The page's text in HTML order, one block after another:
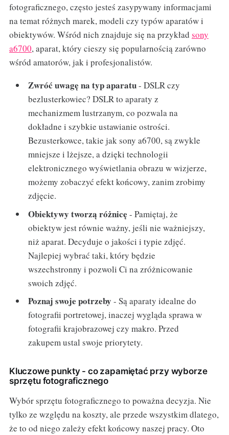
fotograficznego, często jesteś zasypywany informacjami
na temat różnych marek, modeli czy typów aparatów i
obiektywów. Wśród nich znajduje się na przykład sony
a6700, aparat, który cieszy się popularnością zarówno
wśród amatorów, jak i profesjonalistów.
Zwróć uwagę na typ aparatu- DSLR czy
bezlusterkowiec? DSLR to aparaty z
mechanizmem lustrzanym, co pozwala na
dokładne i szybkie ustawianie ostrości.
Bezusterkowce, takie jak sony a6700, są zwykle
mniejsze i lżejsze, a dzięki technologii
elektronicznego wyświetlania obrazu w wizjerze,
możemy zobaczyć efekt końcowy, zanim zrobimy
zdjęcie.
Obiektywy tworzą różnicę - Pamiętaj, że
obiektyw jest równie ważny, jeśli nie ważniejszy,
niż aparat. Decyduje o jakości i typie zdjęć.
Najlepiej wybrać taki, który będzie
wszechstronny i pozwoli Ci na zróżnicowanie
swoich zdjęć.
Poznaj swoje potrzeby - Są aparaty idealne do
fotografii portretowej, inaczej wygląda sprawa w
fotografii krajobrazowej czy makro. Przed
zakupem ustal swoje priorytety.
Kluczowe punkty - co zapamiętać przy wyborze
sprzętu fotograficznego
Wybór sprzętu fotograficznego to poważna decyzja. Nie
tylko ze względu na koszty, ale przede wszystkim dlatego,
że to od niego zależy efekt końcowy naszej pracy. Oto